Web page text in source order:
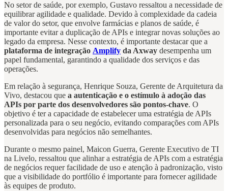
No setor de saúde, por exemplo, Gustavo ressaltou a necessidade de
equilibrar agilidade e qualidade. Devido à complexidade da cadeia
de valor do setor, que envolve farmácias e planos de saúde, é
importante evitar a duplicação de APIs e integrar novas soluções ao
legado da empresa. Nesse contexto, é importante destacar que a
plataforma de integração Amplify da Axway desempenha um
papel fundamental, garantindo a qualidade dos serviços e das
operações.
Em relação à segurança, Henrique Souza, Gerente de Arquitetura da
Vivo, destacou que a autenticação e o estímulo à adoção das
APIs por parte dos desenvolvedores são pontos-chave. O
objetivo é ter a capacidade de estabelecer uma estratégia de APIs
personalizada para o seu negócio, evitando comparações com APIs
desenvolvidas para negócios não semelhantes.
Durante o mesmo painel, Maicon Guerra, Gerente Executivo de TI
na Livelo, ressaltou que alinhar a estratégia de APIs com a estratégia
de negócios requer facilidade de uso e atenção à padronização, visto
que a visibilidade do portfólio é importante para fornecer agilidade
às equipes de produto.